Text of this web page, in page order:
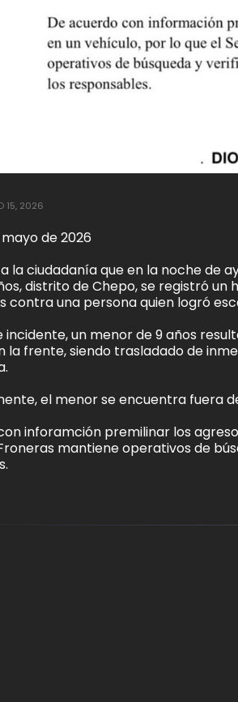
15, 2026
de 2026
la ciudadanía que en la noche de
distrito de Chepo, se registró
contra una persona quien logró
incidente, un menor de 9 años
la frente, siendo trasladado de
el menor se encuentra fuera
inforamción premilinar los
mantiene operativos de